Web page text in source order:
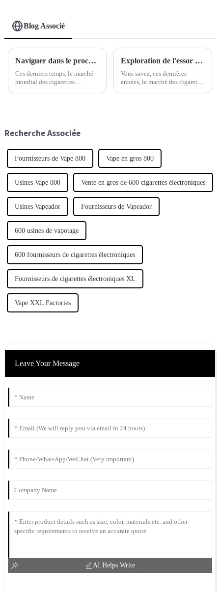
Blog Associé
Naviguer dans le processus de certification à l'exportation pour le meilleur de l'industrie de la cigarette électronique jetable
Ces derniers temps, le marché
mondial des cigarettes
Exploration de l'essor des cigarettes électroniques jetables : tendances, avantages et témoignages d'utilisateurs
Vous savez, ces dernières
années, le marché des cigarettes
Recherche Associée
Fournisseurs de Vape 800 Vape en gros 800
Usines Vape 800 Vente en gros de 600 cigarettes électroniques
Usines Vapeador Fournisseurs de Vapeador
600 usines de vapotage
600 fournisseurs de cigarettes électroniques
Fournisseurs de cigarettes électroniques XL
Vape XXL Factories
Leave Your Message
AI Helps Write